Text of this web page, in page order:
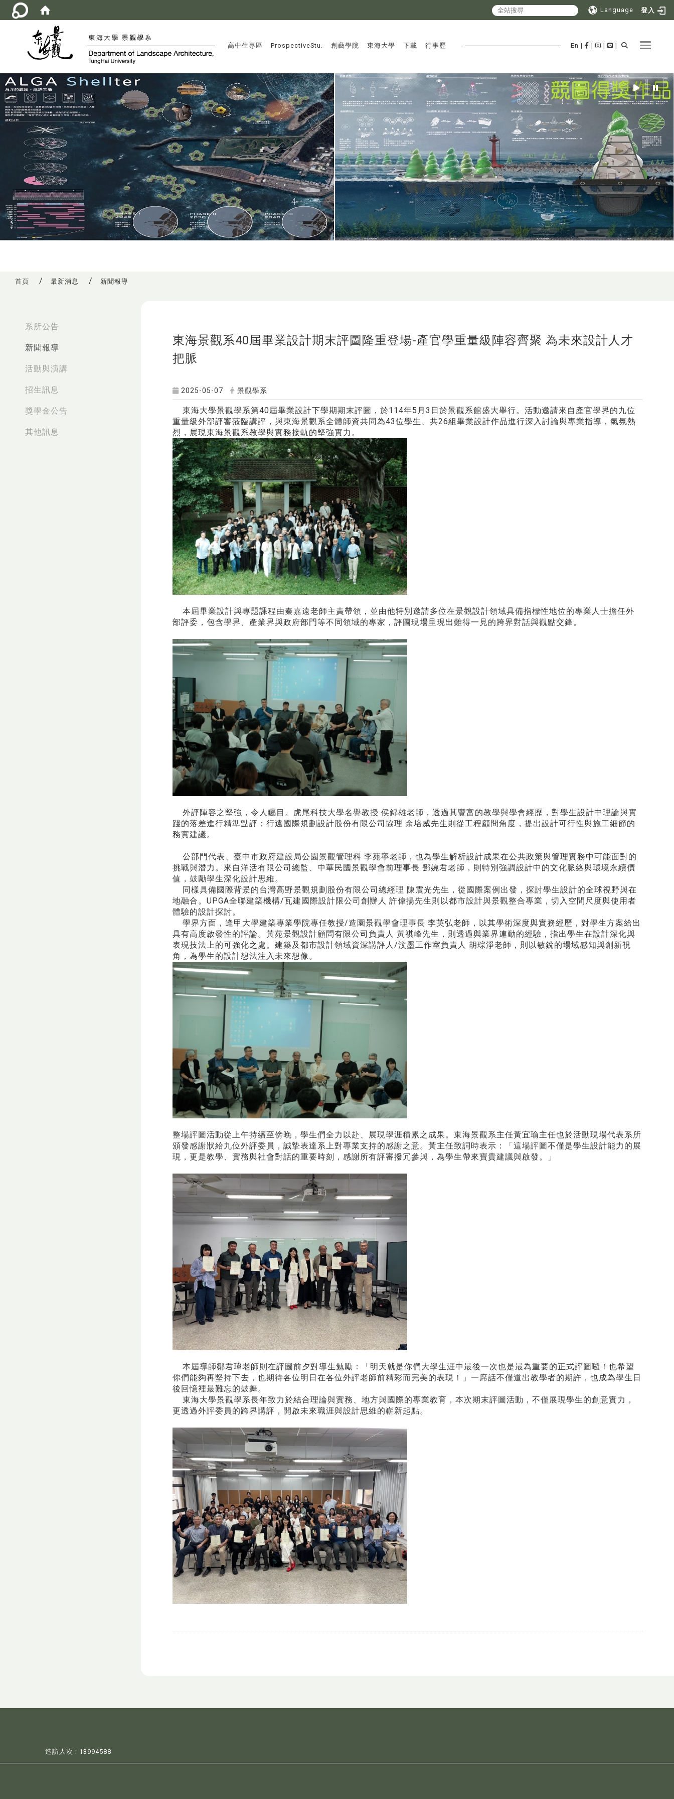
Language 登入
Toggle
:::
高中生專區 ProspectiveStu. 創藝學院 東海大學 下載 行事歷 En | | | |
首頁 最新消息 新聞報導
系所公告
新聞報導
活動與演講
招生訊息
獎學金公告
其他訊息
東海景觀系40屆畢業設計期末評圖隆重登場-產官學重量級陣容齊聚 為未來設計人才
把脈
2025-05-07 景觀學系
東海大學景觀學系第40屆畢業設計下學期期末評圖，於114年5月3日於景觀系館盛大舉行。活動邀請來自產官學界的九位
重量級外部評審蒞臨講評，與東海景觀系全體師資共同為43位學生、共26組畢業設計作品進行深入討論與專業指導，氣氛熱
烈，展現東海景觀系教學與實務接軌的堅強實力。
本屆畢業設計與專題課程由秦嘉遠老師主責帶領，並由他特別邀請多位在景觀設計領域具備指標性地位的專業人士擔任外
部評委，包含學界、產業界與政府部門等不同領域的專家，評圖現場呈現出難得一見的跨界對話與觀點交鋒。
外評陣容之堅強，令人矚目。虎尾科技大學名譽教授 侯錦雄老師，透過其豐富的教學與學會經歷，對學生設計中理論與實
踐的落差進行精準點評；行遠國際規劃設計股份有限公司協理 余培威先生則從工程顧問角度，提出設計可行性與施工細節的
務實建議。
公部門代表、臺中市政府建設局公園景觀管理科 李苑寧老師，也為學生解析設計成果在公共政策與管理實務中可能面對的
挑戰與潛力。來自洋活有限公司總監、中華民國景觀學會前理事長 鄧婉君老師，則特別強調設計中的文化脈絡與環境永續價
值，鼓勵學生深化設計思維。
同樣具備國際背景的台灣高野景觀規劃股份有限公司總經理 陳震光先生，從國際案例出發，探討學生設計的全球視野與在
地融合。UPGA全聯建築機構/瓦建國際設計限公司創辦人 許偉揚先生則以都市設計與景觀整合專業，切入空間尺度與使用者
體驗的設計探討。
學界方面，逢甲大學建築專業學院專任教授/造園景觀學會理事長 李英弘老師，以其學術深度與實務經歷，對學生方案給出
具有高度啟發性的評論。黃苑景觀設計顧問有限公司負責人 黃祺峰先生，則透過與業界連動的經驗，指出學生在設計深化與
表現技法上的可強化之處。建築及都市設計領域資深講評人/汶墨工作室負責人 胡琮淨老師，則以敏銳的場域感知與創新視
角，為學生的設計想法注入未來想像。
整場評圖活動從上午持續至傍晚，學生們全力以赴、展現學涯積累之成果。東海景觀系主任黃宜瑜主任也於活動現場代表系所
頒發感謝狀給九位外評委員，誠摯表達系上對專業支持的感謝之意。黃主任致詞時表示：「這場評圖不僅是學生設計能力的展
現，更是教學、實務與社會對話的重要時刻，感謝所有評審撥冗參與，為學生帶來寶貴建議與啟發。」
本屆導師鄒君瑋老師則在評圖前夕對導生勉勵：「明天就是你們大學生涯中最後一次也是最為重要的正式評圖囉！也希望
你們能夠再堅持下去，也期待各位明日在各位外評老師前精彩而完美的表現！」一席話不僅道出教學者的期許，也成為學生日
後回憶裡最難忘的鼓舞。
東海大學景觀學系長年致力於結合理論與實務、地方與國際的專業教育，本次期末評圖活動，不僅展現學生的創意實力，
更透過外評委員的跨界講評，開啟未來職涯與設計思維的嶄新起點。
造訪人次 : 13994588